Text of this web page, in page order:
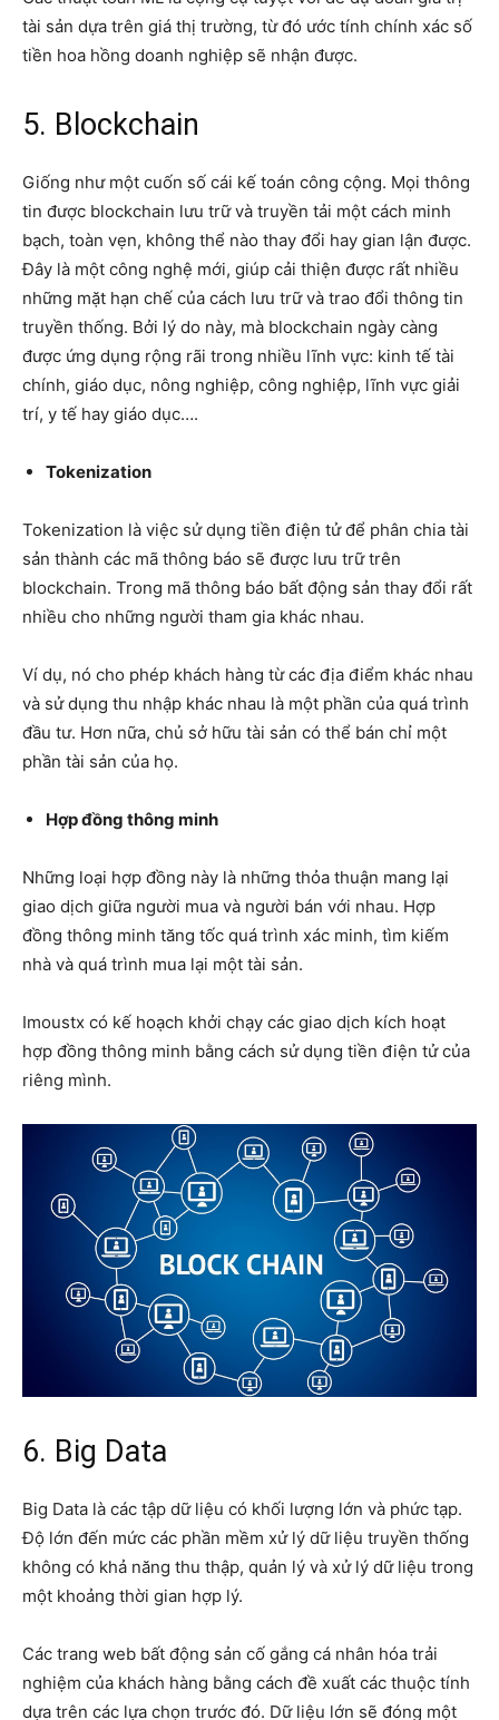
tài sản dựa trên giá thị trường, từ đó ước tính chính xác số
tiền hoa hồng doanh nghiệp sẽ nhận được.
5. Blockchain
Giống như một cuốn số cái kế toán công cộng. Mọi thông
tin được blockchain lưu trữ và truyền tải một cách minh
bạch, toàn vẹn, không thể nào thay đổi hay gian lận được.
Đây là một công nghệ mới, giúp cải thiện được rất nhiều
những mặt hạn chế của cách lưu trữ và trao đổi thông tin
truyền thống. Bởi lý do này, mà blockchain ngày càng
được ứng dụng rộng rãi trong nhiều lĩnh vực: kinh tế tài
chính, giáo dục, nông nghiệp, công nghiệp, lĩnh vực giải
trí, y tế hay giáo dục….
Tokenization
Tokenization là việc sử dụng tiền điện tử để phân chia tài
sản thành các mã thông báo sẽ được lưu trữ trên
blockchain. Trong mã thông báo bất động sản thay đổi rất
nhiều cho những người tham gia khác nhau.
Ví dụ, nó cho phép khách hàng từ các địa điểm khác nhau
và sử dụng thu nhập khác nhau là một phần của quá trình
đầu tư. Hơn nữa, chủ sở hữu tài sản có thể bán chỉ một
phần tài sản của họ.
Hợp đồng thông minh
Những loại hợp đồng này là những thỏa thuận mang lại
giao dịch giữa người mua và người bán với nhau. Hợp
đồng thông minh tăng tốc quá trình xác minh, tìm kiếm
nhà và quá trình mua lại một tài sản.
Imoustx có kế hoạch khởi chạy các giao dịch kích hoạt
hợp đồng thông minh bằng cách sử dụng tiền điện tử của
riêng mình.
6. Big Data
Big Data là các tập dữ liệu có khối lượng lớn và phức tạp.
Độ lớn đến mức các phần mềm xử lý dữ liệu truyền thống
không có khả năng thu thập, quản lý và xử lý dữ liệu trong
một khoảng thời gian hợp lý.
Các trang web bất động sản cố gắng cá nhân hóa trải
nghiệm của khách hàng bằng cách đề xuất các thuộc tính
dựa trên các lựa chọn trước đó. Dữ liệu lớn sẽ đóng một